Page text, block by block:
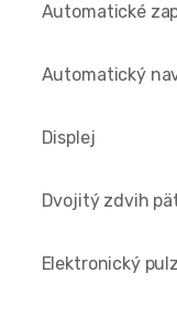
Automatické
Automatický
Displej
Dvojitý zdvih
Elektronický